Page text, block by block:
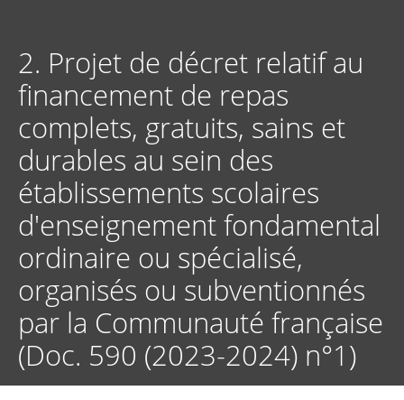
principal
2. Projet de décret relatif au
financement de repas
complets, gratuits, sains et
durables au sein des
établissements scolaires
d'enseignement fondamental
ordinaire ou spécialisé,
organisés ou subventionnés
par la Communauté française
(Doc. 590 (2023-2024) n°1)